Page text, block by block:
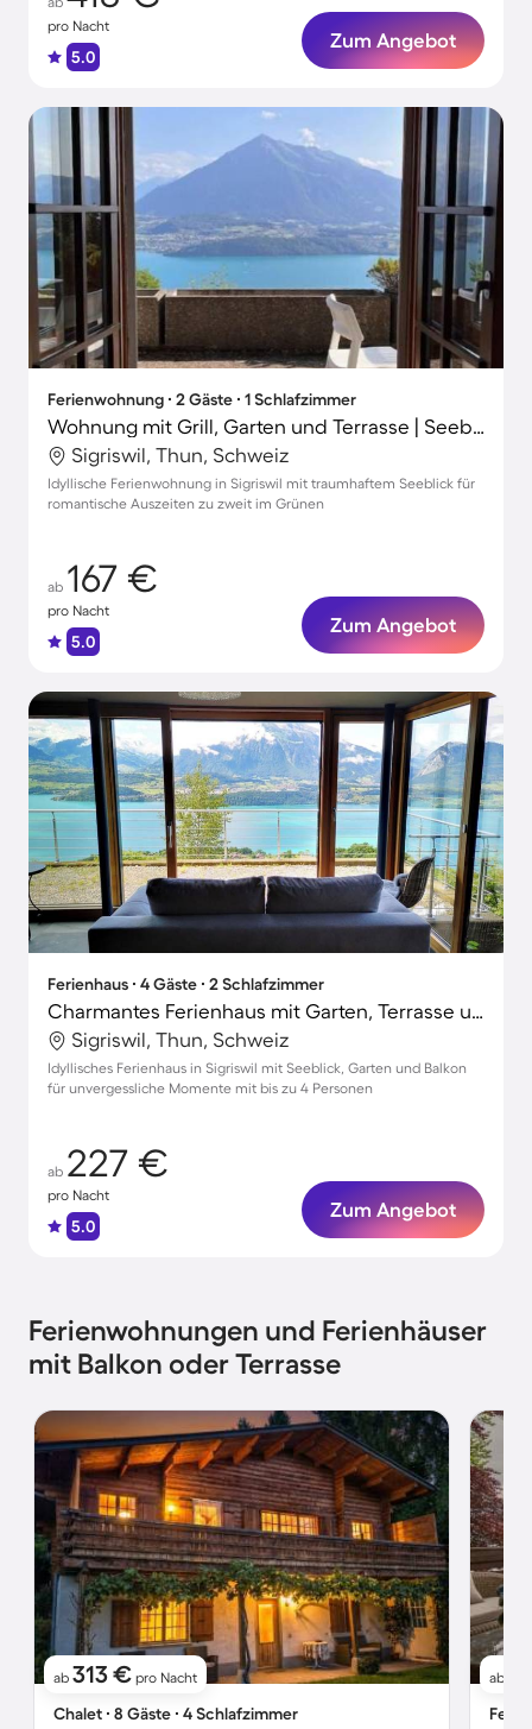
pro Nacht
5.0
Zum Angebot
Ferienwohnung ∙ 2 Gäste ∙ 1 Schlafzimmer
Wohnung mit Grill, Garten und Terrasse | Seeblick
Sigriswil, Thun, Schweiz
Idyllische Ferienwohnung in Sigriswil mit traumhaftem Seeblick für
romantische Auszeiten zu zweit im Grünen
ab 167 €
pro Nacht
5.0
Zum Angebot
Ferienhaus ∙ 4 Gäste ∙ 2 Schlafzimmer
Charmantes Ferienhaus mit Garten, Terrasse und Grill | Gartenblick | Hunde erlaubt
Sigriswil, Thun, Schweiz
Idyllisches Ferienhaus in Sigriswil mit Seeblick, Garten und Balkon
für unvergessliche Momente mit bis zu 4 Personen
ab 227 €
pro Nacht
5.0
Zum Angebot
Ferienwohnungen und Ferienhäuser
mit Balkon oder Terrasse
ab 313 € pro Nacht
Chalet ∙ 8 Gäste ∙ 4 Schlafzimmer
ab